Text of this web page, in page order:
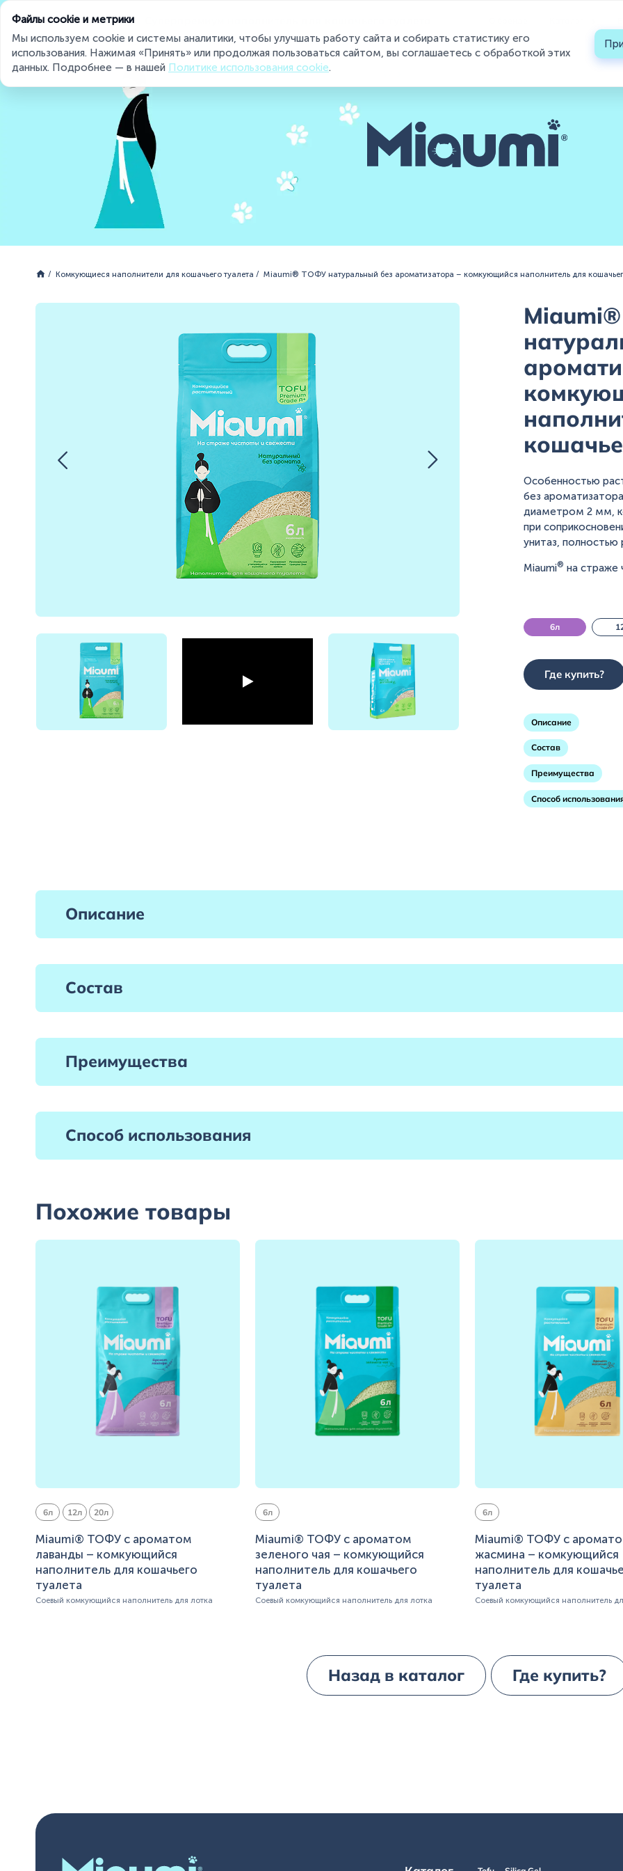
Miaumi® на страже чистоты и свежести
Каталог
О бренде
Контакты
Где купить ?
hello@miaumi.ru
Комкующиеся наполнители для кошачьего туалета Miaumi® ТОФУ натуральный без ароматизатора – комкующийся наполнитель для
Особенностью
без
диаметром 2 мм,
при
унитаз, полностью
Miaumi® на страже
6л
Где купить?
Описание
Состав
Преимущества
Способ
Описание
Состав
Преимущества
Способ использования
Похожие товары
6л 12л 20л
Miaumi® ТОФУ с ароматом
лаванды – комкующийся
наполнитель для кошачьего
туалета
Соевый комкующийся наполнитель для лотка
6л
Miaumi® ТОФУ с ароматом
зеленого чая – комкующийся
наполнитель для кошачьего
туалета
Соевый комкующийся наполнитель для лотка
6л
Miaumi® ТОФУ с
жасмина – комкующийся
наполнитель для
туалета
Соевый комкующийся наполнитель
Назад в каталог Где купить?
Файлы cookie и метрики
Мы используем cookie и системы аналитики, чтобы улучшать работу сайта и собирать статистику его
использования. Нажимая «Принять» или продолжая пользоваться сайтом, вы соглашаетесь с обработкой этих
данных. Подробнее — в нашей Политике использования cookie.